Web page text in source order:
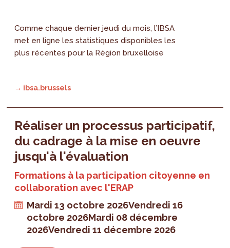
Comme chaque dernier jeudi du mois, l’IBSA
met en ligne les statistiques disponibles les
plus récentes pour la Région bruxelloise
→ ibsa.brussels
Réaliser un processus participatif,
du cadrage à la mise en oeuvre
jusqu'à l'évaluation
Formations à la participation citoyenne en
collaboration avec l'ERAP
Mardi 13 octobre 2026Vendredi 16
octobre 2026Mardi 08 décembre
2026Vendredi 11 décembre 2026